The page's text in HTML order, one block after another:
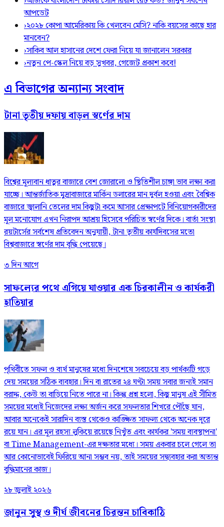
আপডেট
›২০২৮ কোপা আমেরিকায় কি খেলবেন মেসি? নাকি বয়সের কাছে হার
মানবেন?
›সাকিব আল হাসানের দেশে ফেরা নিয়ে যা জানালেন সরকার
›নতুন পে-স্কেল নিয়ে বড় সুখবর, গেজেট প্রকাশ কবে!
এ বিভাগের অন্যান্য সংবাদ
টানা তৃতীয় দফায় বাড়ল স্বর্ণের দাম
বিশ্বের মূল্যবান ধাতুর বাজারে বেশ জোরালো ও স্থিতিশীল চাঙ্গা ভাব লক্ষ্য করা
যাচ্ছে। আন্তর্জাতিক মুদ্রাবাজারে মার্কিন ডলারের মান দুর্বল হওয়া এবং বৈশ্বিক
বাজারে জ্বালানি তেলের দাম কিছুটা কমে আসার প্রেক্ষাপটে বিনিয়োগকারীদের
মূল মনোযোগ এখন নিরাপদ আশ্রয় হিসেবে পরিচিত স্বর্ণের দিকে। বার্তা সংস্থা
রয়টার্সের সর্বশেষ প্রতিবেদন অনুযায়ী, টানা তৃতীয় কার্যদিবসের মতো
বিশ্ববাজারে স্বর্ণের দাম বৃদ্ধি পেয়েছে।
৩ দিন আগে
সাফল্যের পথে এগিয়ে যাওয়ার এক চিরকালীন ও কার্যকরী
হাতিয়ার
পৃথিবীতে সফল ও ব্যর্থ মানুষের মধ্যে দিনশেষে সবচেয়ে বড় পার্থক্যটি গড়ে
দেয় সময়ের সঠিক ব্যবহার। দিন বা রাতের ২৪ ঘণ্টা সময় সবার জন্যই সমান
বরাদ্দ, কেউ তা বাড়িয়ে নিতে পারে না। কিন্তু প্রশ্ন হলো, কিছু মানুষ এই সীমিত
সময়ের মধ্যেই নিজেদের লক্ষ্য অর্জন করে সফলতার শিখরে পৌঁছে যান,
আবার অনেকেই সারাদিন ব্যস্ত থেকেও কাঙ্ক্ষিত সাফল্য থেকে অনেক দূরে
রয়ে যান। এর মূল রহস্য লুকিয়ে রয়েছে নিখুঁত এবং কার্যকর 'সময় ব্যবস্থাপনা'
বা Time Management-এর দক্ষতার মধ্যে। সময় একবার চলে গেলে তা
আর কোনোভাবেই ফিরিয়ে আনা সম্ভব নয়, তাই সময়ের সদ্ব্যবহার করা অত্যন্ত
বুদ্ধিমানের কাজ।
২৮ জুলাই ২০২৬
জানুন সুস্থ ও দীর্ঘ জীবনের চিরন্তন চাবিকাঠি